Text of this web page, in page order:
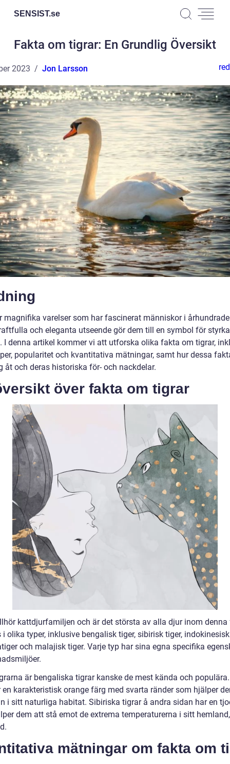
SENSIST.se
Fakta om tigrar: En Grundlig Översikt
2023 Jon Larsson
magnifika varelser som har fascinerat människor i
och eleganta utseende gör dem till en symbol för
I denna artikel kommer vi att utforska olika fakta om tigrar,
popularitet och kvantitativa mätningar, samt hur dessa
åt och deras historiska för- och nackdelar.
över fakta om tigrar
kattdjurfamiljen och är det största av alla djur inom
i olika typer, inklusive bengalisk tiger, sibirisk tiger,
och malajisk tiger. Varje typ har sina egna specifika
är bengaliska tigrar kanske de mest kända och
en karakteristisk orange färg med svarta ränder som hjälper
i sitt naturliga habitat. Sibiriska tigrar å andra sidan har en
dem att stå emot de extrema temperaturerna i sitt
mätningar om fakta om